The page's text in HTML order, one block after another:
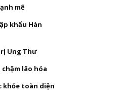
mẽ
khẩu Hàn
Ung Thư
lão hóa
khỏe toàn diện